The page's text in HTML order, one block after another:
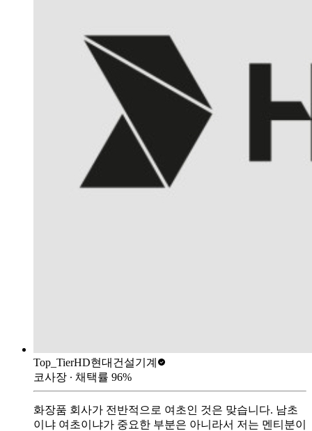
Top_TierHD현대건설기계
코사장 ∙ 채택률 96%
화장품 회사가 전반적으로 여초인 것은 맞습니다. 남초
이냐 여초이냐가 중요한 부분은 아니라서 저는 멘티분이